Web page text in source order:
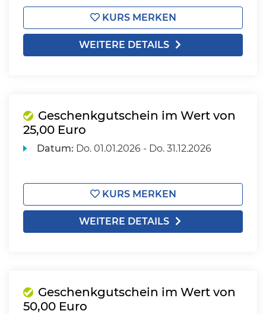
KURS MERKEN
WEITERE DETAILS
Geschenkgutschein im Wert von
25,00 Euro
Datum: Do. 01.01.2026 - Do. 31.12.2026
KURS MERKEN
WEITERE DETAILS
Geschenkgutschein im Wert von
50,00 Euro